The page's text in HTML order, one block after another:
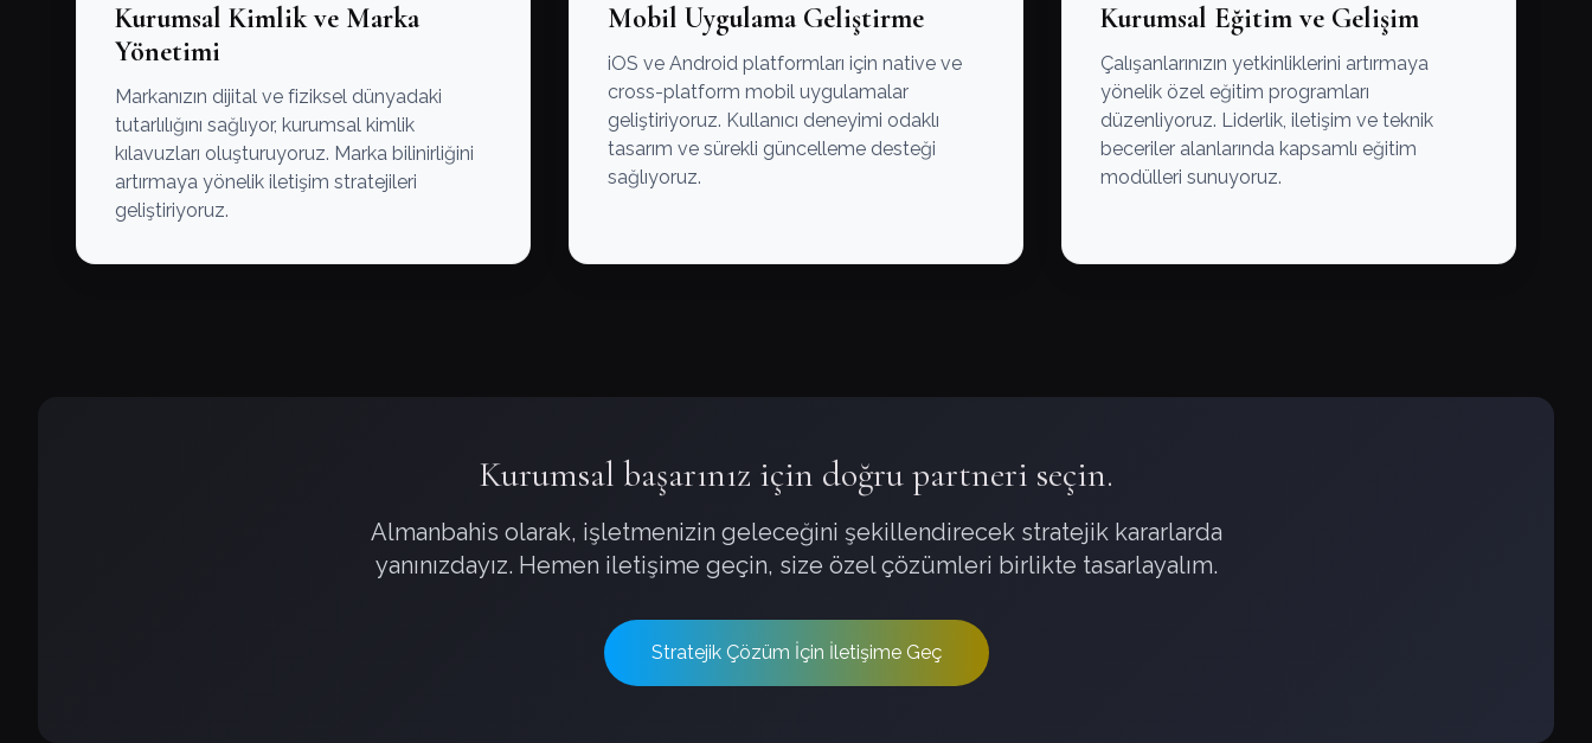
Kurumsal Kimlik ve Marka
Yönetimi
Markanızın dijital ve fiziksel dünyadaki
tutarlılığını sağlıyor, kurumsal kimlik
kılavuzları oluşturuyoruz. Marka bilinirliğini
artırmaya yönelik iletişim stratejileri
geliştiriyoruz.
Mobil Uygulama Geliştirme
iOS ve Android platformları için native ve
cross-platform mobil uygulamalar
geliştiriyoruz. Kullanıcı deneyimi odaklı
tasarım ve sürekli güncelleme desteği
sağlıyoruz.
Kurumsal Eğitim ve Gelişim
Çalışanlarınızın yetkinliklerini artırmaya
yönelik özel eğitim programları
düzenliyoruz. Liderlik, iletişim ve teknik
beceriler alanlarında kapsamlı eğitim
modülleri sunuyoruz.
Kurumsal başarınız için doğru partneri seçin.
Almanbahis olarak, işletmenizin geleceğini şekillendirecek stratejik kararlarda
yanınızdayız. Hemen iletişime geçin, size özel çözümleri birlikte tasarlayalım.
Stratejik Çözüm İçin İletişime Geç